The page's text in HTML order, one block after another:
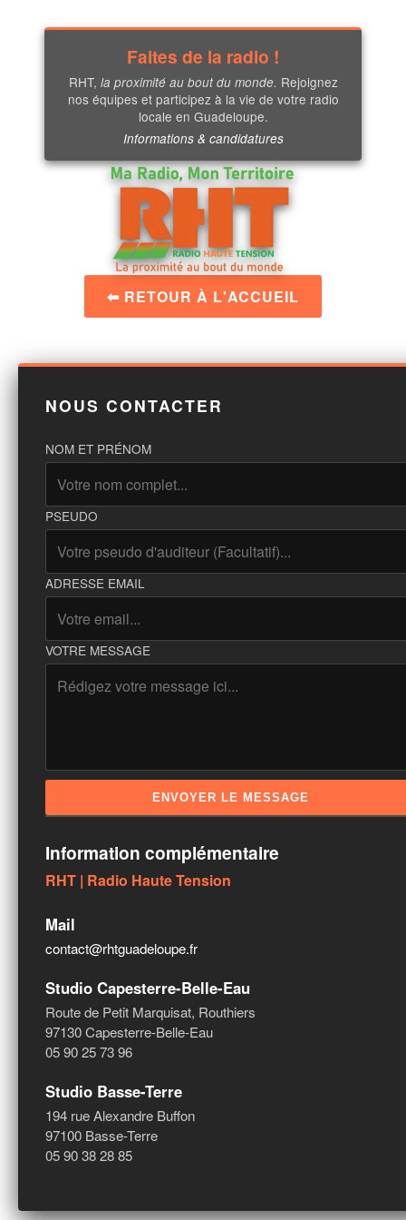
⬅ RETOUR À L'ACCUEIL
Faites de la radio !
RHT, la proximité au bout du monde. Rejoignez
nos équipes et participez à la vie de votre radio
locale en Guadeloupe.
Informations & candidatures
NOUS CONTACTER
NOM ET PRÉNOM
PSEUDO
ADRESSE EMAIL
VOTRE MESSAGE
ENVOYER LE MESSAGE
Information complémentaire
RHT | Radio Haute Tension
Mail
contact@rhtguadeloupe.fr
Studio Capesterre-Belle-Eau
Route de Petit Marquisat, Routhiers
97130 Capesterre-Belle-Eau
05 90 25 73 96
Studio Basse-Terre
194 rue Alexandre Buffon
97100 Basse-Terre
05 90 38 28 85